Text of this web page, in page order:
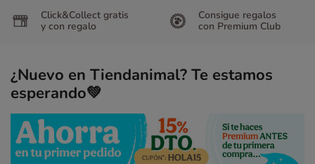
Click&Collect gratis
y con regalo
Consigue regalos
con Premium Club
¿Nuevo en Tiendanimal? Te estamos
esperando💚